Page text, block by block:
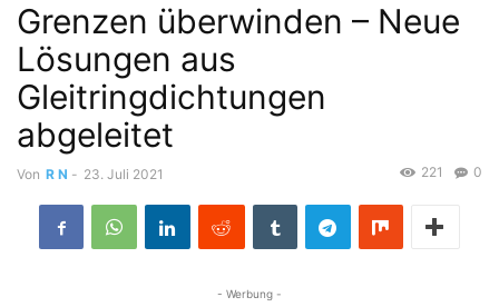
Grenzen überwinden – Neue
Lösungen aus
Gleitringdichtungen
abgeleitet
Von R N - 23. Juli 2021 0
221
- Werbung -